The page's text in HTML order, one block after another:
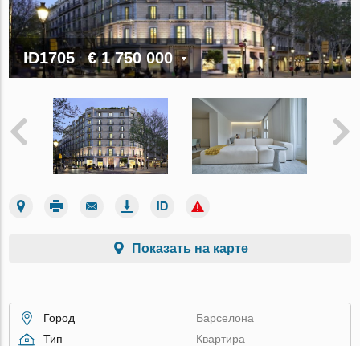
ID1705 € 1 750 000
Показать на карте
Город
Барселона
Тип
Квартира